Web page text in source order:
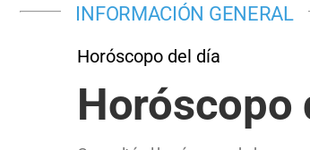
INFORMACIÓN GENERAL
Horóscopo del día
Horóscopo